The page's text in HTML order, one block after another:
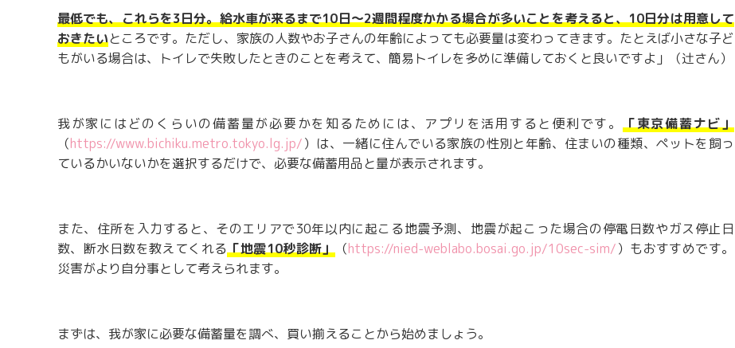
最低でも、これらを3日分。給水車が来るまで10日～2週間程度かかる場合が多いことを考えると、10日分は用意して
おきたいところです。ただし、家族の人数やお子さんの年齢によっても必要量は変わってきます。たとえば小さな子ど
もがいる場合は、トイレで失敗したときのことを考えて、簡易トイレを多めに準備しておくと良いですよ」（辻さん）
我が家にはどのくらいの備蓄量が必要かを知るためには、アプリを活用すると便利です。 「東京備蓄ナビ」
（https://www.bichiku.metro.tokyo.lg.jp/）は、一緒に住んでいる家族の性別と年齢、住まいの種類、ペットを飼っ
ているかいないかを選択するだけで、必要な備蓄用品と量が表示されます。
また、住所を入力すると、そのエリアで30年以内に起こる地震予測、地震が起こった場合の停電日数やガス停止日
数、断水日数を教えてくれる「地震10秒診断」（https://nied-weblabo.bosai.go.jp/10sec-sim/）もおすすめです。
災害がより自分事として考えられます。
まずは、我が家に必要な備蓄量を調べ、買い揃えることから始めましょう。